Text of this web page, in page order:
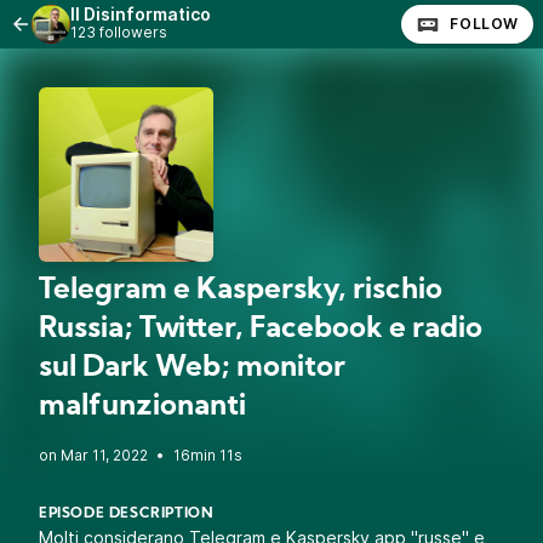
Il Disinformatico
123 followers FOLLOW
Telegram e Kaspersky, rischio
Russia; Twitter, Facebook e radio
sul Dark Web; monitor
malfunzionanti
• 16min 11s
EPISODE DESCRIPTION
Molti considerano Telegram e Kaspersky app "russe" e